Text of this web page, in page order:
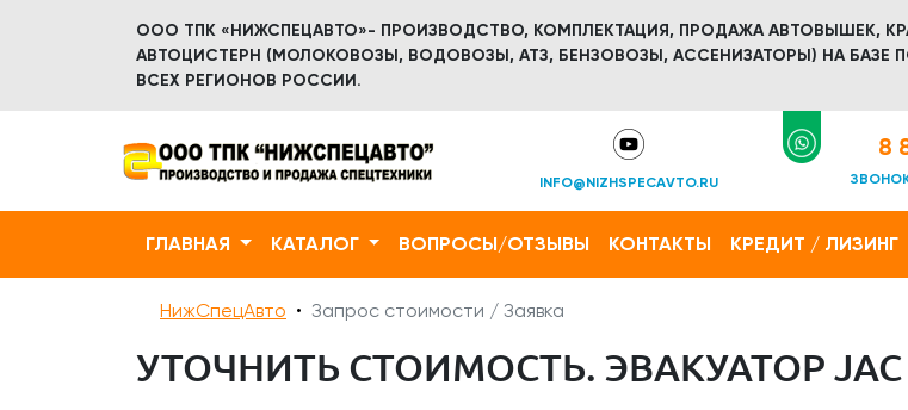
ООО ТПК «НИЖСПЕЦАВТО»- ПРОИЗВОДСТВО, КОМПЛЕКТАЦИЯ, ПРОДАЖА АВТОВЫШЕК,
АВТОЦИСТЕРН (МОЛОКОВОЗЫ, ВОДОВОЗЫ, АТЗ, БЕНЗОВОЗЫ, АССЕНИЗАТОРЫ) НА БАЗЕ
ВСЕХ РЕГИОНОВ РОССИИ.
INFO@NIZHSPECAVTO.RU
8
ГЛАВНАЯ КАТАЛОГ ВОПРОСЫ/ОТЗЫВЫ КОНТАКТЫ КРЕДИТ / ЛИЗИНГ
НижСпецАвто Запрос стоимости / Заявка
УТОЧНИТЬ СТОИМОСТЬ. ЭВАКУАТОР JAC